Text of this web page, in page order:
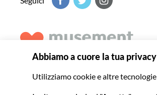
indimenticabili in tutto il mondo